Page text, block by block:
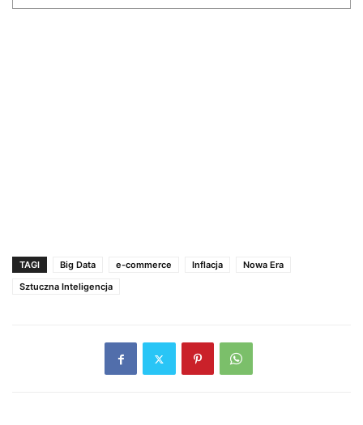
TAGI Big Data e-commerce Inflacja
Nowa Era
Sztuczna Inteligencja